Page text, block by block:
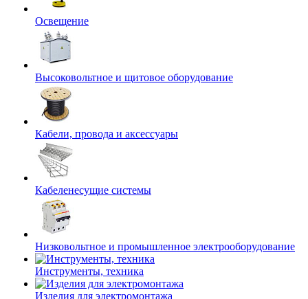
Освещение
Высоковольтное и щитовое оборудование
Кабели, провода и аксессуары
Кабеленесущие системы
Низковольтное и промышленное электрооборудование
Инструменты, техника
Изделия для электромонтажа